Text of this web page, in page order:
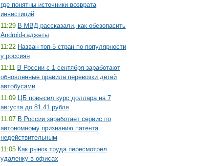
где понятны источники возврата
инвестиций
11:29 В МВД рассказали, как обезопасить
Android-гаджеты
11:22 Назван топ-5 стран по популярности
у россиян
11:11 В России с 1 сентября заработают
обновленные правила перевозки детей
автобусами
11:09 ЦБ повысил курс доллара на 7
августа до 81,41 рубля
11:07 В России заработает сервис по
автономному признанию патента
недействительным
11:05 Как рынок труда пересмотрел
удаленку в офисах